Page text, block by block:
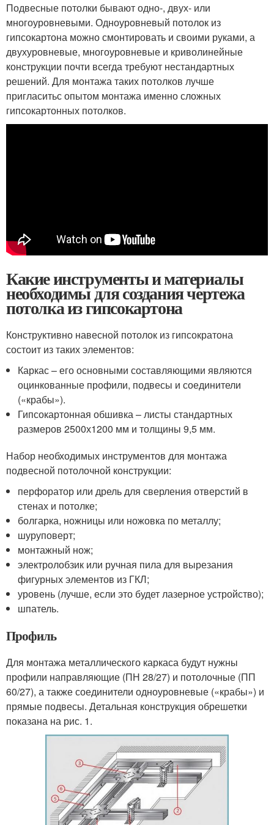
Подвесные потолки бывают одно-, двух- или
многоуровневыми. Одноуровневый потолок из
гипсокартона можно смонтировать и своими руками, а
двухуровневые, многоуровневые и криволинейные
конструкции почти всегда требуют нестандартных
решений. Для монтажа таких потолков лучше
пригласитьс опытом монтажа именно сложных
гипсокартонных потолков.
Какие инструменты и материалы
необходимы для создания чертежа
потолка из гипсокартона
Конструктивно навесной потолок из гипсократона
состоит из таких элементов:
Каркас – его основными составляющими являются
оцинкованные профили, подвесы и соединители
(«крабы»).
Гипсокартонная обшивка – листы стандартных
размеров 2500х1200 мм и толщины 9,5 мм.
Набор необходимых инструментов для монтажа
подвесной потолочной конструкции:
перфоратор или дрель для сверления отверстий в
стенах и потолке;
болгарка, ножницы или ножовка по металлу;
шуруповерт;
монтажный нож;
электролобзик или ручная пила для вырезания
фигурных элементов из ГКЛ;
уровень (лучше, если это будет лазерное устройство);
шпатель.
Профиль
Для монтажа металлического каркаса будут нужны
профили направляющие (ПН 28/27) и потолочные (ПП
60/27), а также соединители одноуровневые («крабы») и
прямые подвесы. Детальная конструкция обрешетки
показана на рис. 1.